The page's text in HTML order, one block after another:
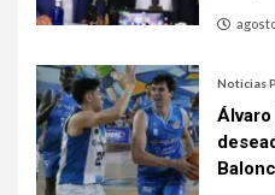
Noticias